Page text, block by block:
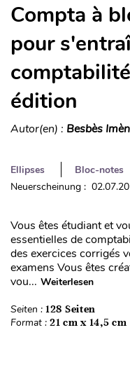
Compta à
pour
édition
Autor(en) : Besbès
Ellipses
Bloc-notes
Neuerscheinung :
Vous êtes étudiant et
essentielles de
des exercices corrigés
examens Vous êtes
vou... Weiterlesen
Seiten : 128 Seiten
Format : 21 cm x 14,5 cm